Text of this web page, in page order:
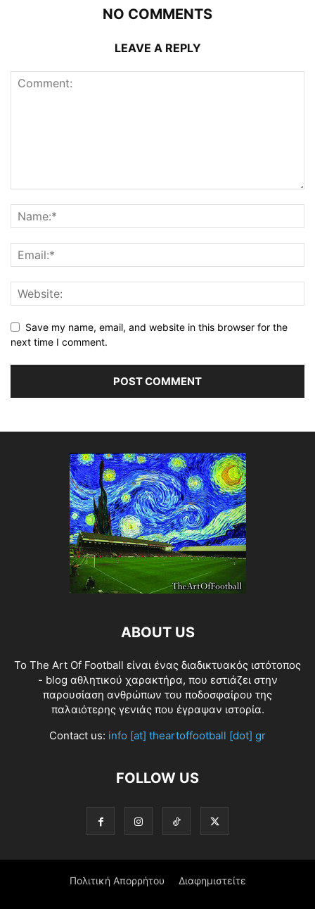
NO COMMENTS
LEAVE A REPLY
Save my name, email, and website in this browser for the
next time I comment.
ABOUT US
Το The Art Of Football είναι ένας διαδικτυακός ιστότοπος
- blog αθλητικού χαρακτήρα, που εστιάζει στην
παρουσίαση ανθρώπων του ποδοσφαίρου της
παλαιότερης γενιάς που έγραψαν ιστορία.
Contact us: info [at] theartoffootball [dot] gr
FOLLOW US
Πολιτική Απορρήτου Διαφημιστείτε